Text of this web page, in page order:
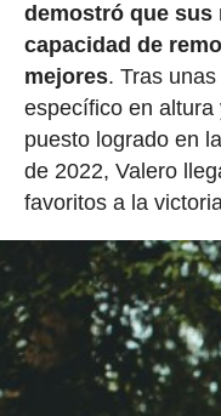
demostró que
capacidad de
mejores. Tras
específico en
puesto logrado en
de 2022, Valero
favoritos a la